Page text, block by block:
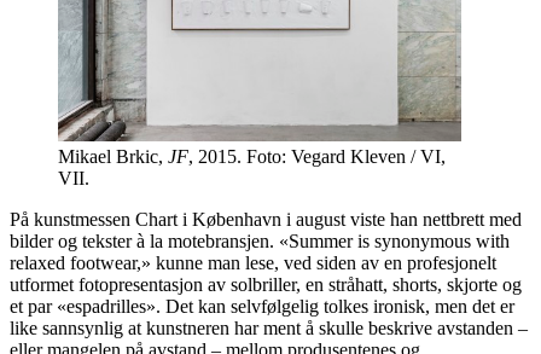
Mikael Brkic, JF, 2015. Foto: Vegard Kleven / VI,
VII.
På kunstmessen Chart i København i august viste han nettbrett med
bilder og tekster à la motebransjen. «Summer is synonymous with
relaxed footwear,» kunne man lese, ved siden av en profesjonelt
utformet fotopresentasjon av solbriller, en stråhatt, shorts, skjorte og
et par «espadrilles». Det kan selvfølgelig tolkes ironisk, men det er
like sannsynlig at kunstneren har ment å skulle beskrive avstanden –
eller mangelen på avstand – mellom produsentenes og